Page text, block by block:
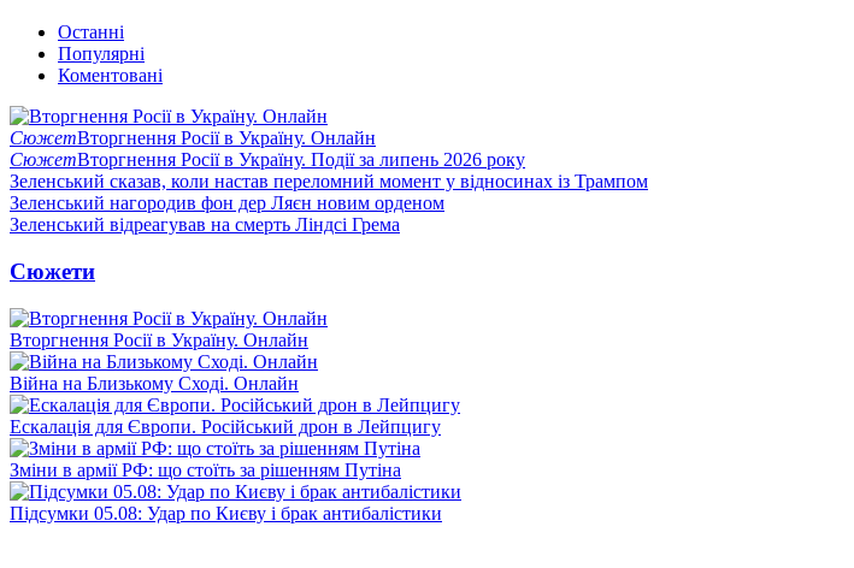
Останні
Популярні
Коментовані
СюжетВторгнення Росії в Україну. Онлайн
СюжетВторгнення Росії в Україну. Події за липень 2026 року
Зеленський сказав, коли настав переломний момент у відносинах із Трампом
Зеленський нагородив фон дер Ляєн новим орденом
Зеленський відреагував на смерть Ліндсі Грема
Сюжети
Вторгнення Росії в Україну. Онлайн
Війна на Близькому Сході. Онлайн
Ескалація для Європи. Російський дрон в Лейпцигу
Зміни в армії РФ: що стоїть за рішенням Путіна
Підсумки 05.08: Удар по Києву і брак антибалістики